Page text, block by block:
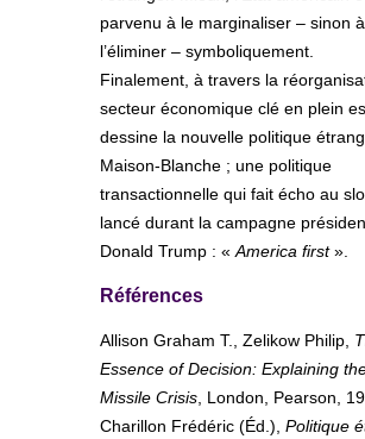
parvenu à le marginaliser – sinon à
l’éliminer – symboliquement.
Finalement, à travers la
secteur économique clé en plein
dessine la nouvelle politique
Maison-Blanche ; une politique
transactionnelle qui fait écho au
lancé durant la campagne
Donald Trump : « America first».
Références
Allison Graham T., Zelikow Philip,
Essence of Decision: Explaining
Missile Crisis , London, Pearson,
Charillon Frédéric (Éd.), Politique